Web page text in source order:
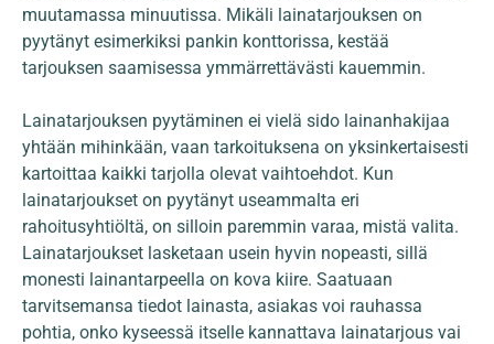
muutamassa minuutissa. Mikäli lainatarjouksen on
pyytänyt esimerkiksi pankin konttorissa, kestää
tarjouksen saamisessa ymmärrettävästi kauemmin.
Lainatarjouksen pyytäminen ei vielä sido lainanhakijaa
yhtään mihinkään, vaan tarkoituksena on yksinkertaisesti
kartoittaa kaikki tarjolla olevat vaihtoehdot. Kun
lainatarjoukset on pyytänyt useammalta eri
rahoitusyhtiöltä, on silloin paremmin varaa, mistä valita.
Lainatarjoukset lasketaan usein hyvin nopeasti, sillä
monesti lainantarpeella on kova kiire. Saatuaan
tarvitsemansa tiedot lainasta, asiakas voi rauhassa
pohtia, onko kyseessä itselle kannattava lainatarjous vai